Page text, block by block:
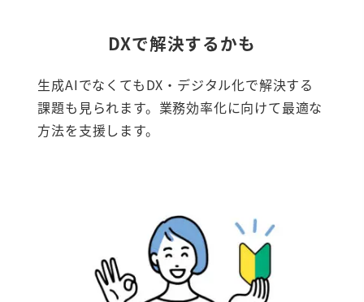
DXで解決するかも
生成AIでなくてもDX・デジタル化で解決する
課題も見られます。業務効率化に向けて最適な
方法を支援します。